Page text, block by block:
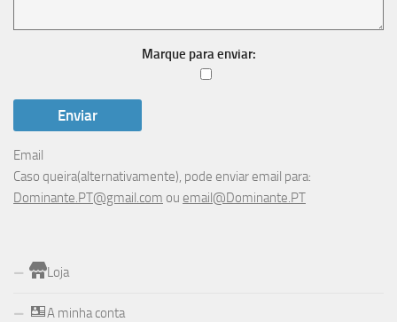
Marque para enviar:
Email
Caso queira(alternativamente), pode enviar email para:
Dominante.PT@gmail.com ou email@Dominante.PT
Loja
A minha conta